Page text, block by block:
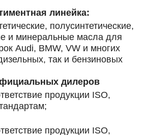
линейка:
полусинтетические,
и минеральные масла для
Audi, BMW, VW и многих
так и бензиновых
дилеров
продукции ISO,
продукции ISO,